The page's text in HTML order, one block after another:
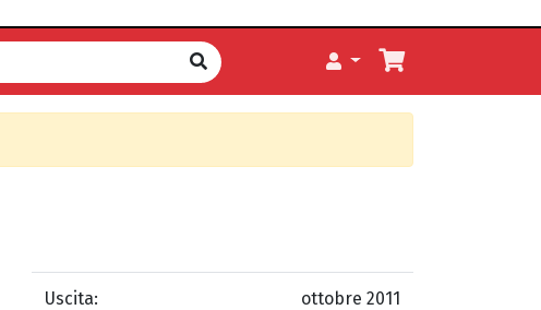
Uscita: ottobre 2011